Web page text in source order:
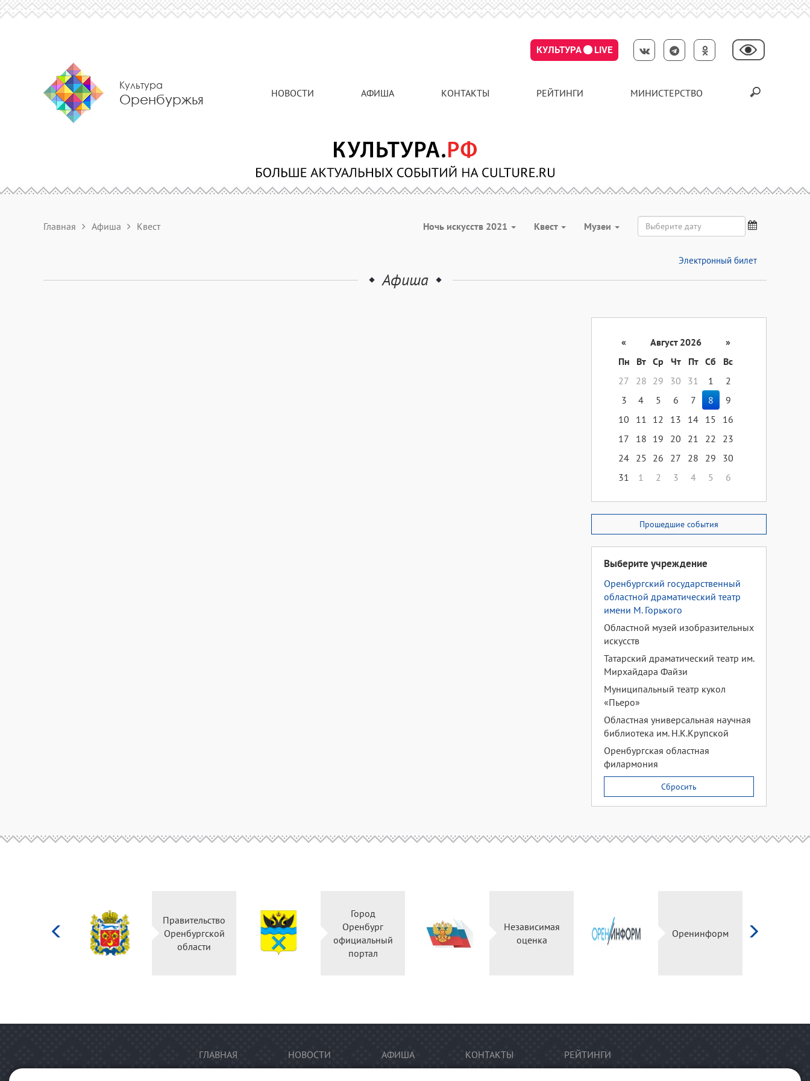
КУЛЬТУРА LIVE
Культура
Оренбуржья НОВОСТИ АФИША КОНТАКТЫ РЕЙТИНГИ МИНИСТЕРСТВО
Главная Афиша Квест Ночь искусств 2021 Квест Музеи
Электронный билет
Афиша
« Август 2026
»
Пн
Вт Ср Чт Пт Сб
Вс
27
28 29 30 31 1
2
3
4 5 6 7 8
9
10
11 12 13 14 15
16
17
18 19 20 21 22
23
24 25 26 27 28 29
30
31
1 2 3 4 5 6
Прошедшие события
Выберите учреждение
Оренбургский государственный
областной драматический театр
имени М. Горького
Областной музей изобразительных
искусств
Татарский драматический театр им.
Мирхайдара Файзи
Муниципальный театр кукол
«Пьеро»
Областная универсальная научная
библиотека им. Н.К.Крупской
Оренбургская областная
филармония
Сбросить
Правительство
Оренбургской
области
Город
Оренбург
официальный
портал
Независимая
оценка
Оренинформ
ГЛАВНАЯ НОВОСТИ АФИША КОНТАКТЫ РЕЙТИНГИ